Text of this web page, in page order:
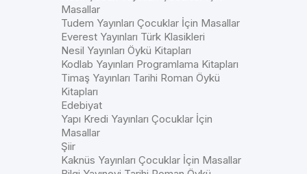
Masallar
Tudem Yayınları Çocuklar İçin Masallar
Everest Yayınları Türk Klasikleri
Nesil Yayınları Öykü Kitapları
Kodlab Yayınları Programlama Kitapları
Timaş Yayınları Tarihi Roman Öykü
Kitapları
Edebiyat
Yapı Kredi Yayınları Çocuklar İçin
Masallar
Şiir
Kaknüs Yayınları Çocuklar İçin Masallar